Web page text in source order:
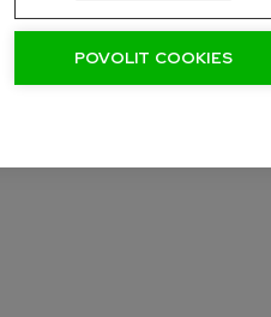
- Naskladníme do měsíce
POVOLIT COOKIES